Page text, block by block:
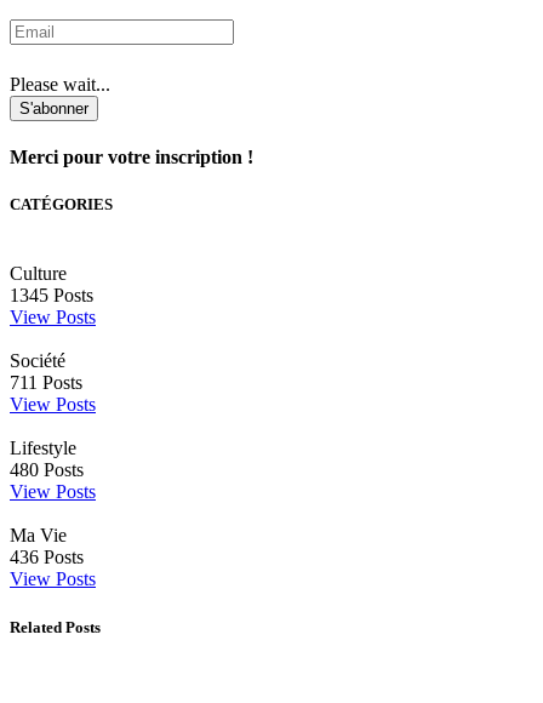
Please wait...
S'abonner
Merci pour votre inscription !
CATÉGORIES
Culture
1345 Posts
View Posts
Société
711 Posts
View Posts
Lifestyle
480 Posts
View Posts
Ma Vie
436 Posts
View Posts
Related Posts